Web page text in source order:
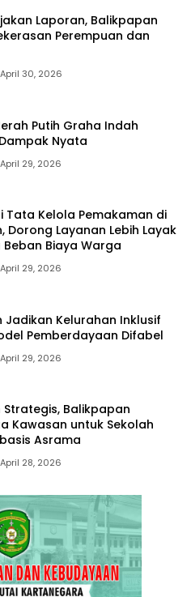
Laporan, Balikpapan
Perempuan dan
April 30, 2026
Putih Graha Indah
Nyata
April 29, 2026
Tata Kelola Pemakaman di
Dorong Layanan Lebih Layak
Biaya Warga
April 29, 2026
Jadikan Kelurahan Inklusif
Pemberdayaan Difabel
April 29, 2026
Strategis, Balikpapan
Kawasan untuk Sekolah
Asrama
April 28, 2026